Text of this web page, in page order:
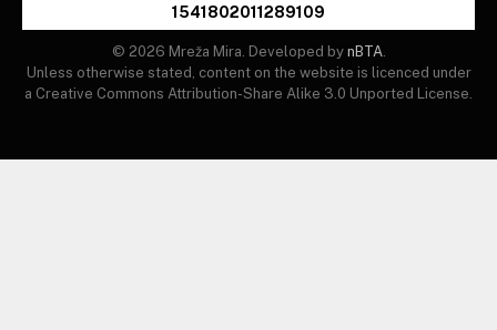
1541802011289109
© 2026 Mreža Mira. Developed by nBTA.
Unless otherwise stated, content on the website is licenced under
a Creative Commons Attribution-Share Alike 3.0 Unported License.